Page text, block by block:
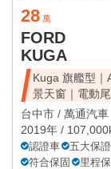
28 萬
FORD
KUGA
Kuga 旗艦型｜
景天窗｜電動尾
值休旅
台中市 / 萬通汽車
2019年 /
認證車
五大保證
符合保固
里程